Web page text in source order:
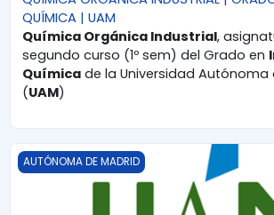
QUÍMICA | UAM
Química Orgánica Industrial,
segundo curso (1º sem) del Grado en
Química de la Universidad Autónoma
(UAM)
QUÍMICA ORGÁNICA II | GRADO EN
AUTÓNOMA DE MADRID